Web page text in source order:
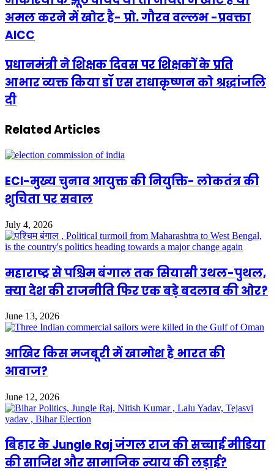
अमल करने में खोट है- प्रो. गौरव वल्लभ -प्रवक्ता
AICC
प्रधानमंत्री ने शिक्षक दिवस पर शिक्षकों के प्रति
आभार व्यक्त किया डॉ एस राधाकृष्णन को श्रद्धांजलि
दी
Related Articles
ECI-मुख्य चुनाव आयुक्त की नियुक्ति- लोकतंत्र की
शुचिता पर सवाल
July 4, 2026
महाराष्ट्र से पश्चिम बंगाल तक सियासी उथल-पुथल,
क्या देश की राजनीति फिर एक बड़े बदलाव की ओर?
June 13, 2026
आखिर किस मजबूरी में खामोश है भारत की
आवाज?
June 12, 2026
बिहार के Jungle Raj जंगल राज की सच्चाई मीडिया
की साजिश और सामाजिक न्याय की लड़ाई?